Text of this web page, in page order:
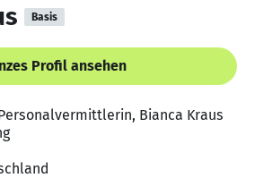
Basis
Profil ansehen
Bianca Kraus